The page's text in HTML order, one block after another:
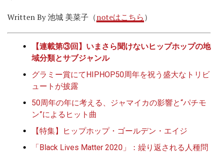
Written By 池城 美菜子（noteはこちら）
【連載第③回】いまさら聞けないヒップホップの地
域分類とサブジャンル
グラミー賞にてHIPHOP50周年を祝う盛大なトリビ
ュートが披露
50周年の年に考える、ジャマイカの影響と“パチモ
ン”によるヒット曲
【特集】ヒップホップ・ゴールデン・エイジ
「Black Lives Matter 2020」：繰り返される人種問